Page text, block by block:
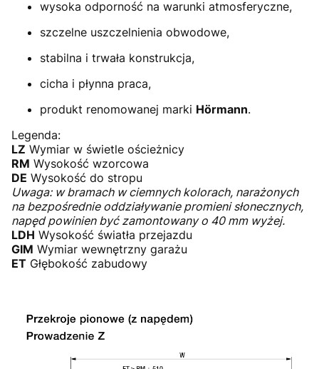
wysoka odporność na warunki atmosferyczne,
szczelne uszczelnienia obwodowe,
stabilna i trwała konstrukcja,
cicha i płynna praca,
produkt renomowanej marki Hörmann.
Legenda:
LZ Wymiar w świetle ościeżnicy
RM Wysokość wzorcowa
DE Wysokość do stropu
Uwaga: w bramach w ciemnych kolorach, narażonych
na bezpośrednie oddziaływanie promieni słonecznych,
napęd powinien być zamontowany o 40 mm wyżej.
LDH Wysokość światła przejazdu
GIM Wymiar wewnętrzny garażu
ET Głębokość zabudowy